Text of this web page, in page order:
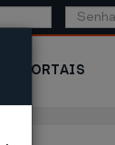
PORTAIS